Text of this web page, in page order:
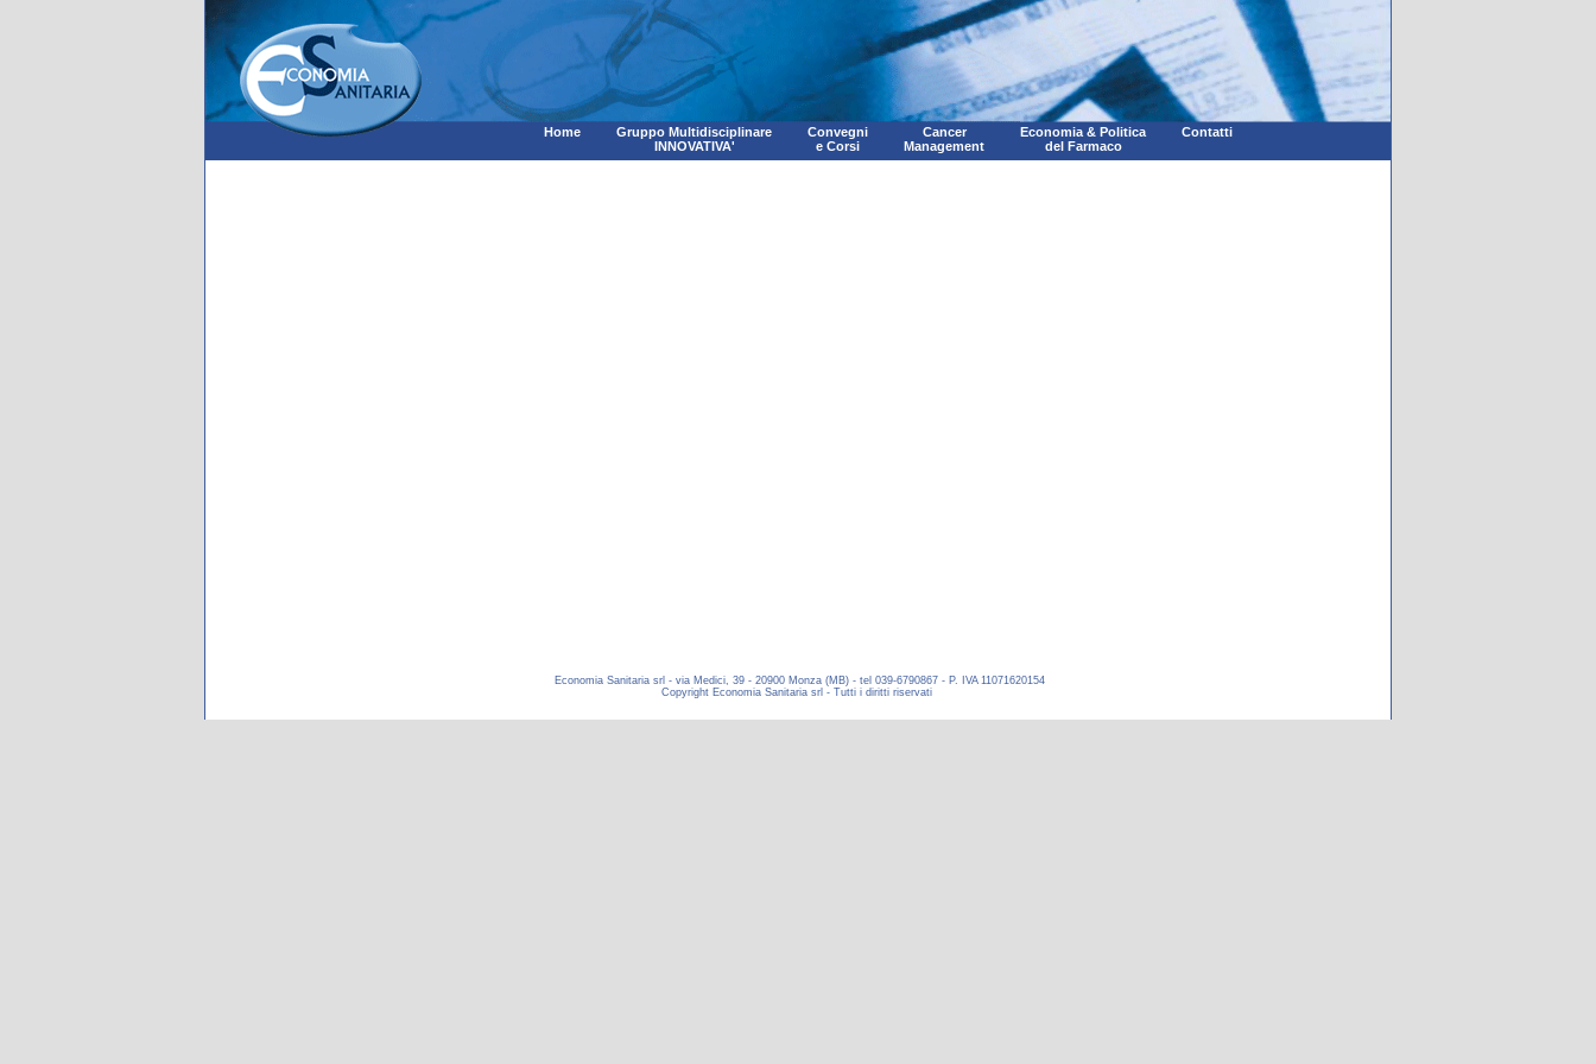
Home
Gruppo Multidisciplinare
INNOVATIVA'
Convegni
e Corsi
Cancer
Management
Economia & Politica
del Farmaco
Contatti
Economia Sanitaria srl - via Medici, 39 - 20900 Monza (MB) - tel 039-6790867 - P. IVA 11071620154
Copyright Economia Sanitaria srl - Tutti i diritti riservati